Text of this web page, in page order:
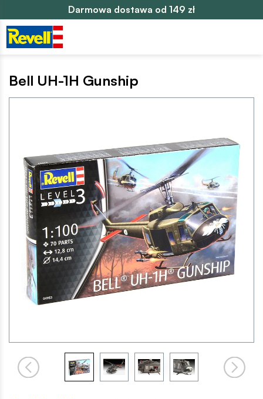
Darmowa dostawa od 149 zł
Bell UH-1H Gunship